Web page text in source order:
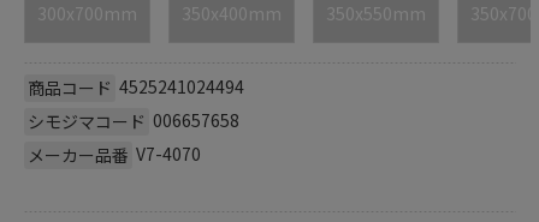
300x700mm 350x400mm 350x550mm
商品コード 4525241024494
シモジマコード 006657658
メーカー品番 V7-4070